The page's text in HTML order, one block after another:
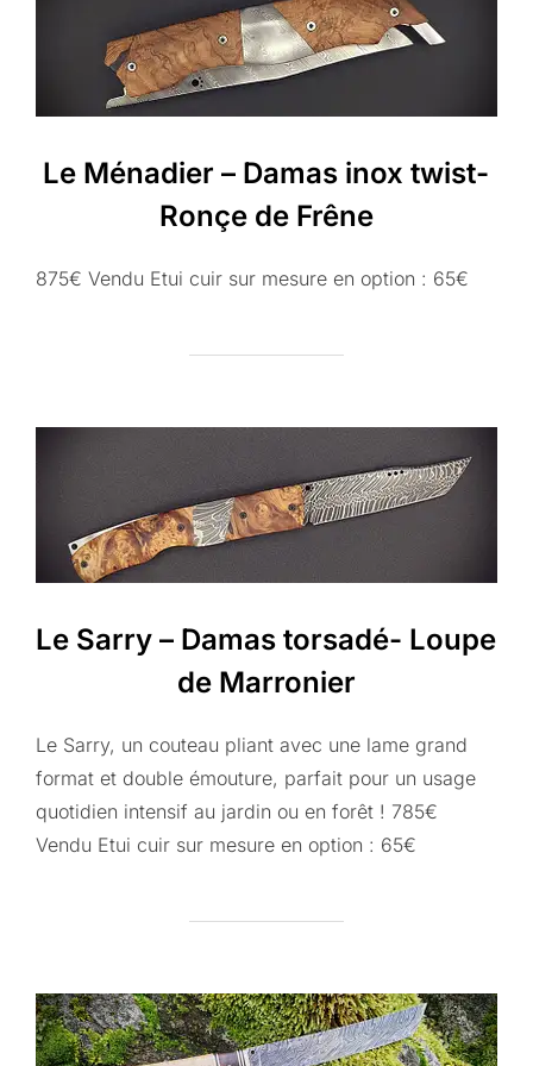
Le Ménadier – Damas inox twist-
Ronçe de Frêne
875€ Vendu Etui cuir sur mesure en option : 65€
Le Sarry – Damas torsadé- Loupe
de Marronier
Le Sarry, un couteau pliant avec une lame grand
format et double émouture, parfait pour un usage
quotidien intensif au jardin ou en forêt ! 785€
Vendu Etui cuir sur mesure en option : 65€